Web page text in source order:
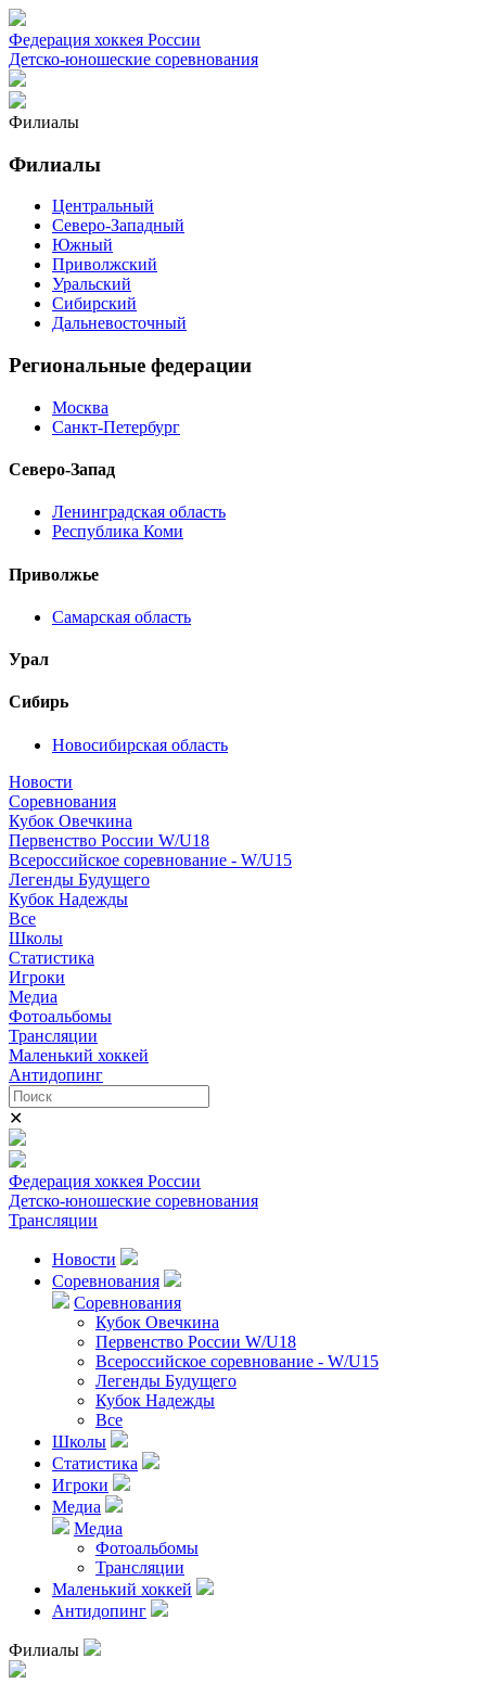
Федерация хоккея России
Детско-юношеские соревнования
Филиалы
Филиалы
Центральный
Северо-Западный
Южный
Приволжский
Уральский
Сибирский
Дальневосточный
Региональные федерации
Москва
Санкт-Петербург
Северо-Запад
Ленинградская область
Республика Коми
Приволжье
Самарская область
Урал
Сибирь
Новосибирская область
Новости
Соревнования
Кубок Овечкина
Первенство России W/U18
Всероссийское соревнование - W/U15
Легенды Будущего
Кубок Надежды
Все
Школы
Статистика
Игроки
Медиа
Фотоальбомы
Трансляции
Маленький хоккей
Антидопинг
✕
Федерация хоккея России
Детско-юношеские соревнования
Трансляции
Новости
Соревнования
Соревнования
Кубок Овечкина
Первенство России W/U18
Всероссийское соревнование - W/U15
Легенды Будущего
Кубок Надежды
Все
Школы
Статистика
Игроки
Медиа
Медиа
Фотоальбомы
Трансляции
Маленький хоккей
Антидопинг
Филиалы